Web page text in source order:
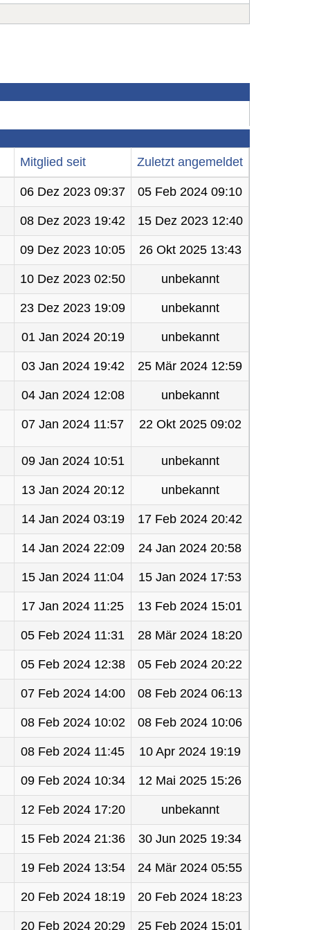
Mitglied seit Zuletzt angemeldet
06 Dez 2023 09:37 05 Feb 2024 09:10
08 Dez 2023 19:42 15 Dez 2023 12:40
09 Dez 2023 10:05 26 Okt 2025 13:43
10 Dez 2023 02:50 unbekannt
23 Dez 2023 19:09 unbekannt
01 Jan 2024 20:19 unbekannt
03 Jan 2024 19:42 25 Mär 2024 12:59
04 Jan 2024 12:08 unbekannt
07 Jan 2024 11:57 22 Okt 2025 09:02
09 Jan 2024 10:51 unbekannt
13 Jan 2024 20:12 unbekannt
14 Jan 2024 03:19 17 Feb 2024 20:42
14 Jan 2024 22:09 24 Jan 2024 20:58
15 Jan 2024 11:04 15 Jan 2024 17:53
17 Jan 2024 11:25 13 Feb 2024 15:01
05 Feb 2024 11:31 28 Mär 2024 18:20
05 Feb 2024 12:38 05 Feb 2024 20:22
07 Feb 2024 14:00 08 Feb 2024 06:13
08 Feb 2024 10:02 08 Feb 2024 10:06
08 Feb 2024 11:45 10 Apr 2024 19:19
09 Feb 2024 10:34 12 Mai 2025 15:26
12 Feb 2024 17:20 unbekannt
15 Feb 2024 21:36 30 Jun 2025 19:34
19 Feb 2024 13:54 24 Mär 2024 05:55
20 Feb 2024 18:19 20 Feb 2024 18:23
20 Feb 2024 20:29 25 Feb 2024 15:01